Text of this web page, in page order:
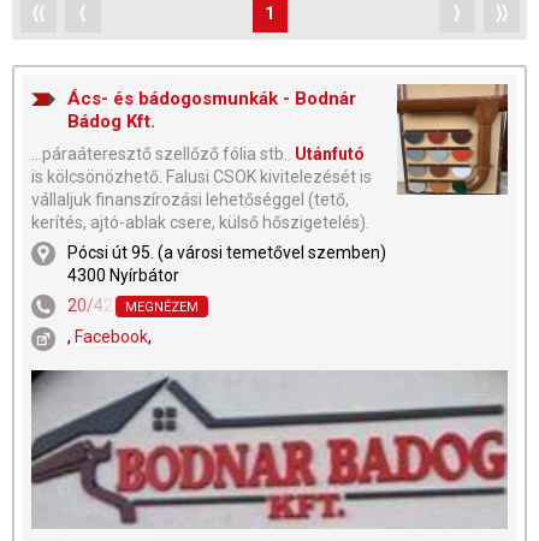
⟨⟨ ⟨ 1 ⟩ ⟩⟩
Ács- és bádogosmunkák - Bodnár
Bádog Kft.
...páraáteresztő szellőző fólia stb..
Utánfutó
is kölcsönözhető. Falusi CSOK kivitelezését is
vállaljuk finanszírozási lehetőséggel (tető,
kerítés, ajtó-ablak csere, külső hőszigetelés).
Pócsi út 95. (a városi temetővel szemben)
4300 Nyírbátor
20/421-2129
MEGNÉZEM
, Facebook,